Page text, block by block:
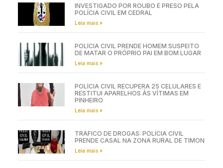
INVESTIGADO POR ROUBO É PRESO PELA
POLÍCIA CIVIL EM CEDRAL
Leia mais »
POLÍCIA CIVIL PRENDE HOMEM SUSPEITO
DE MATAR O PRÓPRIO PAI EM BOM LUGAR
Leia mais »
POLÍCIA CIVIL RECUPERA 25 CELULARES E
RESTITUI APARELHOS ÀS VÍTIMAS EM
PINHEIRO
Leia mais »
TRÁFICO DE DROGAS: POLÍCIA CIVIL
PRENDE CASAL NA ZONA RURAL DE TIMON
Leia mais »